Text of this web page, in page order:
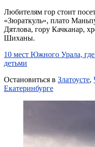
Любителям гор стоит
«Зюраткуль», плато
Дятлова, гору Качканар,
Шиханы.
10 мест Южного Урала,
детьми
Остановиться в Златоусте,
Екатеринбурге